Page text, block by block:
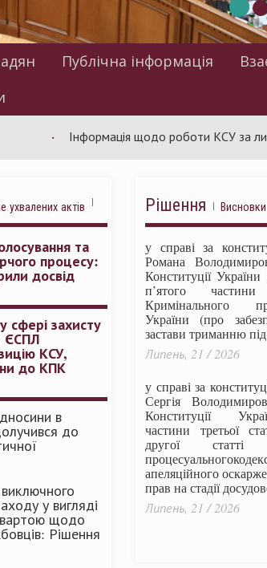
Публічна інформація
Інформація щодо роботи КСУ за липень:
ухвалених актів
та
процесу:
досвід
сфері захисту
ЄСПЛ
КСУ,
до КПК
в
до
у вигляді
щодо
Рішення
Рішення Висновки
у справі за
Романа
Конституції України
п’ятого
Кримінального
України (про
застави триманню
Липень, 21 / 2026
у справі за
Сергія
Конституції
частини третьої
другої статті
апеляційного
прав на стадії
Липень, 21 / 2026